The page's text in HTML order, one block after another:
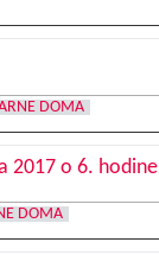
DOMA
2017 o 6. hodine
DOMA